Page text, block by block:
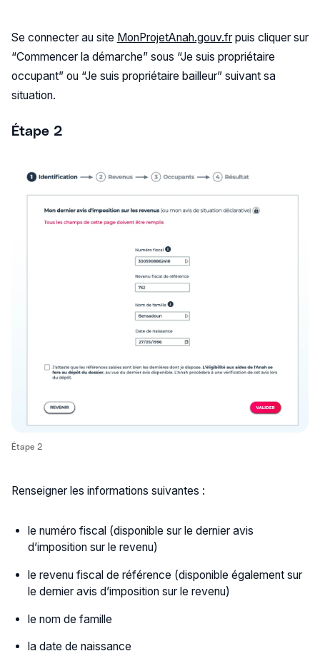
Se connecter au site MonProjetAnah.gouv.frpuis cliquer sur
“Commencer la démarche” sous “Je suis propriétaire
occupant” ou “Je suis propriétaire bailleur” suivant sa
situation.
Étape 2
Étape 2
Renseigner les informations suivantes :
le numéro fiscal (disponible sur le dernier avis
d’imposition sur le revenu)
le revenu fiscal de référence (disponible également sur
le dernier avis d’imposition sur le revenu)
le nom de famille
la date de naissance